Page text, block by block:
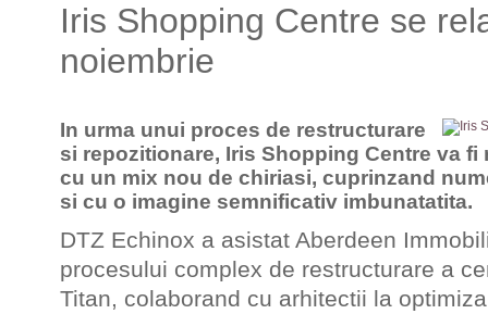
Iris Shopping Centre se
noiembrie
In urma unui proces de restructurare
si repozitionare, Iris Shopping Centre va fi
cu un mix nou de chiriasi, cuprinzand
si cu o imagine semnificativ imbunatatita.
DTZ Echinox a asistat Aberdeen
procesului complex de restructurare a
Titan, colaborand cu arhitectii la